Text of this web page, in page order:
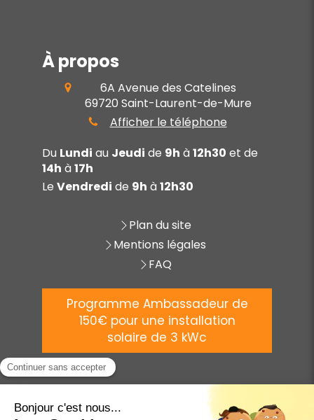
À propos
6A Avenue des Catelines
69720 Saint-Laurent-de-Mure
Afficher le téléphone
Du Lundi au Jeudi de 9h à12h30 et de
14h à17h
Le Vendredi de 9h à12h30
Plan du site
Mentions légales
FAQ
Programme Ambassadeur de
150€ pour une installation
solaire de 3 kWc